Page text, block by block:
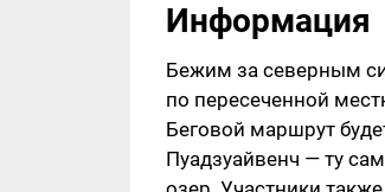
Информация
Бежим за северным
по пересеченной
Беговой маршрут
Пуадзуайвенч — ту